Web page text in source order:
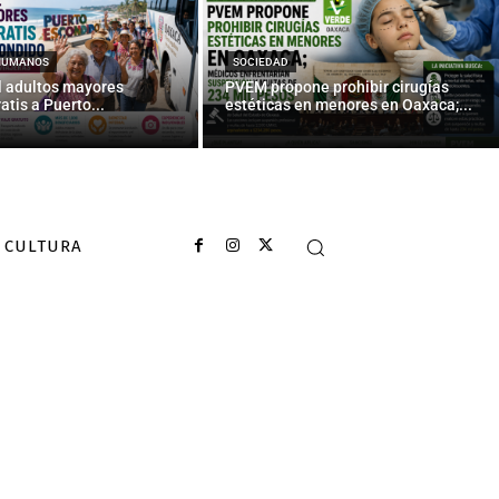
adultos mayores
a Puerto...
SOCIEDAD
PVEM propone prohibir cirugías
estéticas en menores en Oaxaca;...
CULTURA